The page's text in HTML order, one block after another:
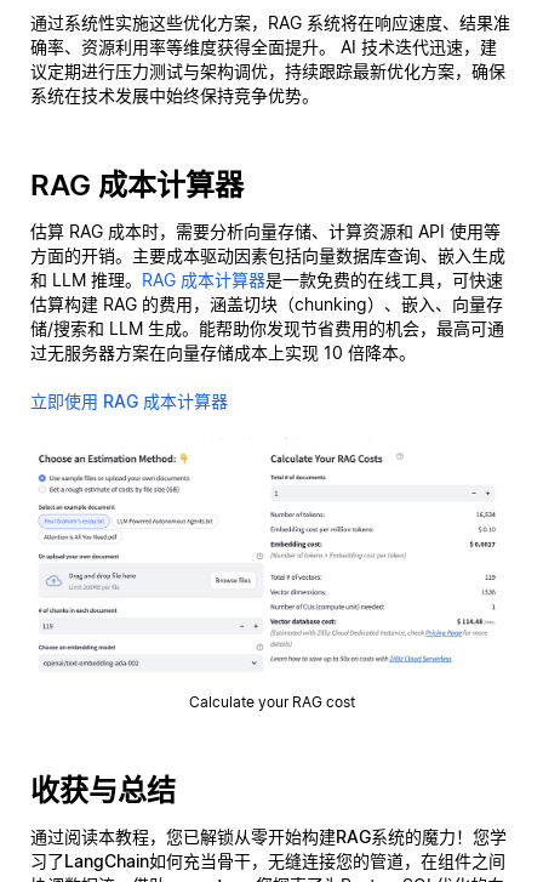
通过系统性实施这些优化方案，RAG 系统将在响应速度、结果准
确率、资源利用率等维度获得全面提升。 AI 技术迭代迅速，建
议定期进行压力测试与架构调优，持续跟踪最新优化方案，确保
系统在技术发展中始终保持竞争优势。
RAG 成本计算器
估算 RAG 成本时，需要分析向量存储、计算资源和 API 使用等
方面的开销。主要成本驱动因素包括向量数据库查询、嵌入生成
和 LLM 推理。 RAG 成本计算器是一款免费的在线工具，可快速
估算构建 RAG 的费用，涵盖切块（chunking）、嵌入、向量存
储/搜索和 LLM 生成。能帮助你发现节省费用的机会，最高可通
过无服务器方案在向量存储成本上实现 10 倍降本。
立即使用 RAG 成本计算器
Calculate your RAG cost
收获与总结
通过阅读本教程，您已解锁从零开始构建RAG系统的魔力！您学
习了LangChain如何充当骨干，无缝连接您的管道，在组件之间